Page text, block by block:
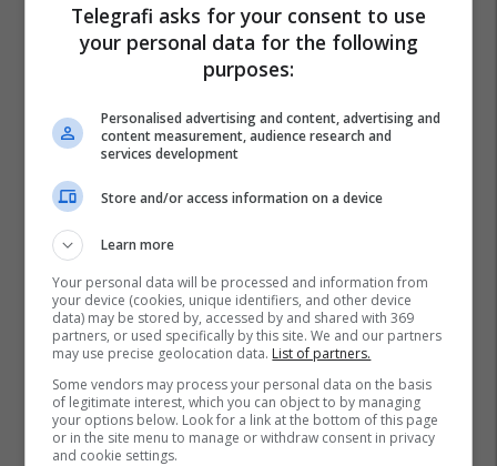
Telegrafi asks for your consent to use
your personal data for the following
purposes:
Personalised advertising and content, advertising and
content measurement, audience research and
services development
Store and/or access information on a device
Learn more
Your personal data will be processed and information from
your device (cookies, unique identifiers, and other device
data) may be stored by, accessed by and shared with 369
partners, or used specifically by this site. We and our partners
may use precise geolocation data. List of partners.
Some vendors may process your personal data on the basis
of legitimate interest, which you can object to by managing
your options below. Look for a link at the bottom of this page
or in the site menu to manage or withdraw consent in privacy
and cookie settings.